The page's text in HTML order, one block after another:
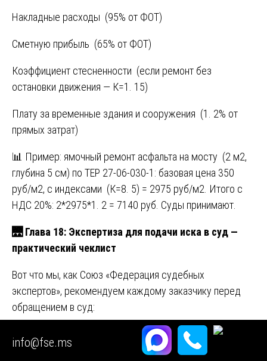
Накладные расходы (95% от ФОТ)
Сметную прибыль (65% от ФОТ)
Коэффициент стесненности (если ремонт без
остановки движения — К=1. 15)
Плату за временные здания и сооружения (1. 2% от
прямых затрат)
📊 Пример: ямочный ремонт асфальта на мосту (2 м2,
глубина 5 см) по ТЕР 27-06-030-1: базовая цена 350
руб/м2, с индексами (К=8. 5) = 2975 руб/м2. Итого с
НДС 20%: 2*2975*1. 2 = 7140 руб. Суды принимают.
🌉 Глава 18: Экспертиза для подачи иска в суд —
практический чеклист
Вот что мы, как Союз «Федерация судебных
экспертов», рекомендуем каждому заказчику перед
обращением в суд:
info@fse.ms